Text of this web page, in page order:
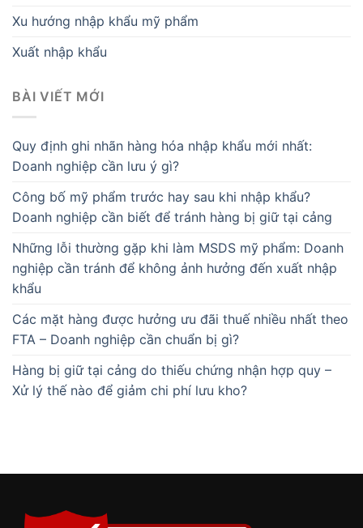
Xu hướng nhập khẩu mỹ phẩm
Xuất nhập khẩu
BÀI VIẾT MỚI
Quy định ghi nhãn hàng hóa nhập khẩu mới nhất:
Doanh nghiệp cần lưu ý gì?
Công bố mỹ phẩm trước hay sau khi nhập khẩu?
Doanh nghiệp cần biết để tránh hàng bị giữ tại cảng
Những lỗi thường gặp khi làm MSDS mỹ phẩm: Doanh
nghiệp cần tránh để không ảnh hưởng đến xuất nhập
khẩu
Các mặt hàng được hưởng ưu đãi thuế nhiều nhất theo
FTA – Doanh nghiệp cần chuẩn bị gì?
Hàng bị giữ tại cảng do thiếu chứng nhận hợp quy –
Xử lý thế nào để giảm chi phí lưu kho?